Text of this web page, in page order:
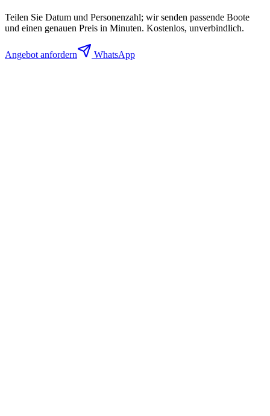
Teilen Sie Datum und Personenzahl; wir senden passende Boote
und einen genauen Preis in Minuten. Kostenlos, unverbindlich.
Angebot anfordern WhatsApp